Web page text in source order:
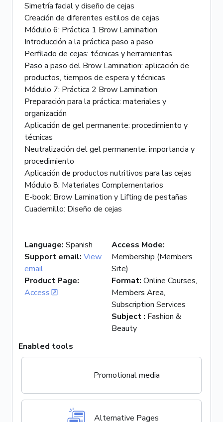
Simetría facial y diseño de cejas
Creación de diferentes estilos de cejas
Módulo 6: Práctica 1 Brow Lamination
Introducción a la práctica paso a paso
Perfilado de cejas: técnicas y herramientas
Paso a paso del Brow Lamination: aplicación de
productos, tiempos de espera y técnicas
Módulo 7: Práctica 2 Brow Lamination
Preparación para la práctica: materiales y
organización
Aplicación de gel permanente: procedimiento y
técnicas
Neutralización del gel permanente: importancia y
procedimiento
Aplicación de productos nutritivos para las cejas
Módulo 8: Materiales Complementarios
E-book: Brow Lamination y Lifting de pestañas
Language: Spanish
Support email: View
email
Product Page:
Access
Access Mode:
Membership (Members
Site)
Format: Online Courses,
Members Area,
Subscription Services
Subject : Fashion &
Beauty
Enabled tools
Promotional media
Alternative Pages